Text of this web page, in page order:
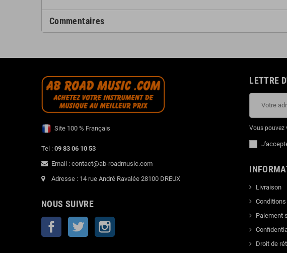
Commentaires
Site 100 % Français
Tel : 09 83 06 10 53
Email : contact@ab-roadmusic.com
Adresse : 14 rue André Ravalée 28100 DREUX
NOUS SUIVRE
Facebook Twitter
LETTRE
Vous pouvez
Livraison
Paiement
Droit de